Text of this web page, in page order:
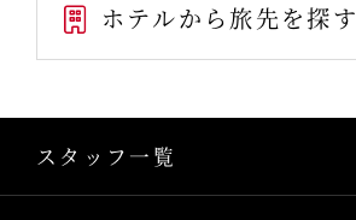
ホテルから旅先を探す
スタッフ一覧